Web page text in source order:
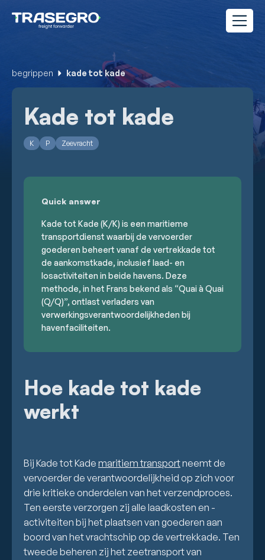
begrippen kade tot kade
Kade tot kade
K P Zeevracht
Quick answer
Kade tot Kade (K/K) is een maritieme
transportdienst waarbij de vervoerder
goederen beheert vanaf de vertrekkade tot
de aankomstkade, inclusief laad- en
losactiviteiten in beide havens. Deze
methode, in het Frans bekend als “Quai à Quai
(Q/Q)”, ontlast verladers van
verwerkingsverantwoordelijkheden bij
havenfaciliteiten.
Hoe kade tot kade
werkt
Bij Kade tot Kade maritiem transportneemt de
vervoerder de verantwoordelijkheid op zich voor
drie kritieke onderdelen van het verzendproces.
Ten eerste verzorgen zij alle laadkosten en -
activiteiten bij het plaatsen van goederen aan
boord van het vrachtschip op de vertrekkade. Ten
tweede beheren zij het zeetransport van